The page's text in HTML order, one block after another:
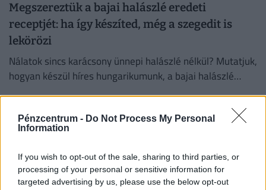
Pénzcentrum - Do Not Process My Personal
Information
If you wish to opt-out of the sale, sharing to third parties, or
processing of your personal or sensitive information for
targeted advertising by us, please use the below opt-out
Megszereztük a bajai halászlé eredeti
receptjét: ha így készíted, még a szegedit is
lekörözi
Nálatok sincs karácsony ünnepi halászlé nélkül? Mutatjuk,
hogyan készül híres hungarikumunk, a bajai halászlé
Íme, a tökéletes gasztroajándék: így készül a
finomabb
Szívesen kedveskednél gasztroajándékkal szeretteidnek